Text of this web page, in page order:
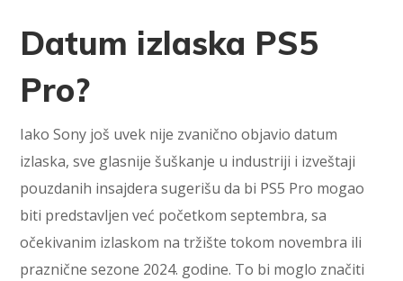
Datum izlaska PS5
Pro?
Iako Sony još uvek nije zvanično objavio datum
izlaska, sve glasnije šuškanje u industriji i izveštaji
pouzdanih insajdera sugerišu da bi PS5 Pro mogao
biti predstavljen već početkom septembra, sa
očekivanim izlaskom na tržište tokom novembra ili
praznične sezone 2024. godine. To bi moglo značiti